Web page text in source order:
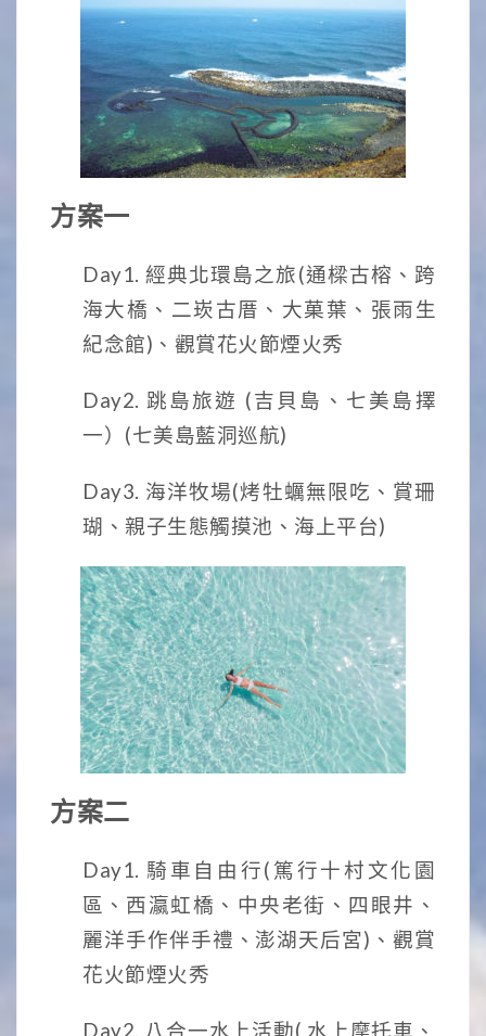
方案一
Day1. 經典北環島之旅(通樑古榕、跨
海大橋、二崁古厝、大菓葉、張雨生
紀念館)、觀賞花火節煙火秀
Day2. 跳島旅遊 (吉貝島、七美島擇
一）(七美島藍洞巡航)
Day3. 海洋牧場(烤牡蠣無限吃、賞珊
瑚、親子生態觸摸池、海上平台)
方案二
Day1. 騎車自由行(篤行十村文化園
區 、 西瀛虹橋 、 中央老街 、 四眼井 、
麗洋手作伴手禮 、 澎湖天后宮) 、觀賞
花火節煙火秀
Day2. 八合一水上活動( 水上摩托車、